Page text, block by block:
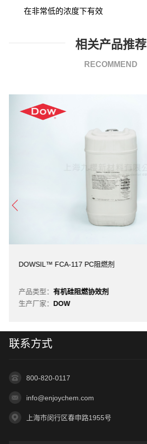
在非常低的浓度下有效
相关产品推荐
RECOMMEND
DOWSIL™ FCA-117 PC阻燃剂
产品类型：有机硅阻燃协效剂
生产厂家： DOW
联系方式
800-820-0117
info@enjoychem.com
上海市闵行区春申路1955号